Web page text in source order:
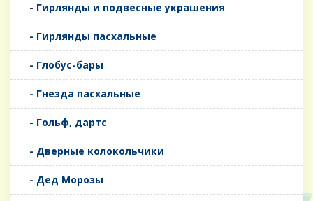
- Гирлянды и подвесные украшения
- Гирлянды пасхальные
- Глобус-бары
- Гнезда пасхальные
- Гольф, дартс
- Дверные колокольчики
- Дед Морозы